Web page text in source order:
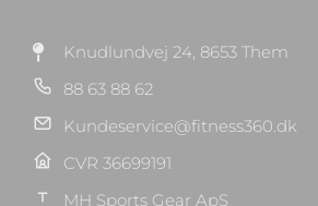
Knudlundvej 24, 8653 Them
88 63 88 62
Kundeservice@fitness360.dk
CVR 36699191
MH Sports Gear ApS